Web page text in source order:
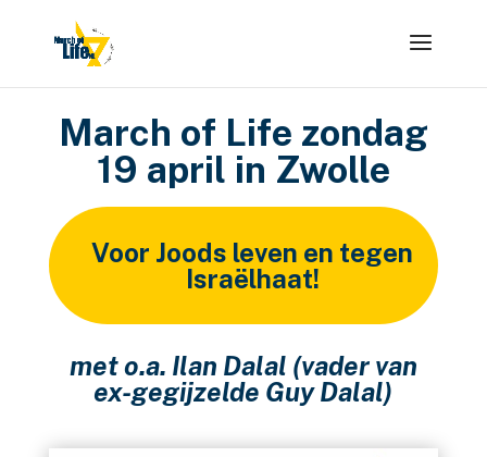
March of Life zondag
19 april in Zwolle
Voor Joods leven en tegen
Israëlhaat!
met o.a. Ilan Dalal (vader van
ex-gegijzelde Guy Dalal)